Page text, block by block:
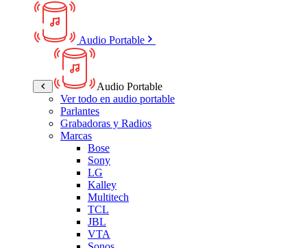
Audio Portable
Audio Portable
Ver todo en audio portable
Parlantes
Grabadoras y Radios
Marcas
Bose
Sony
LG
Kalley
Multitech
TCL
JBL
VTA